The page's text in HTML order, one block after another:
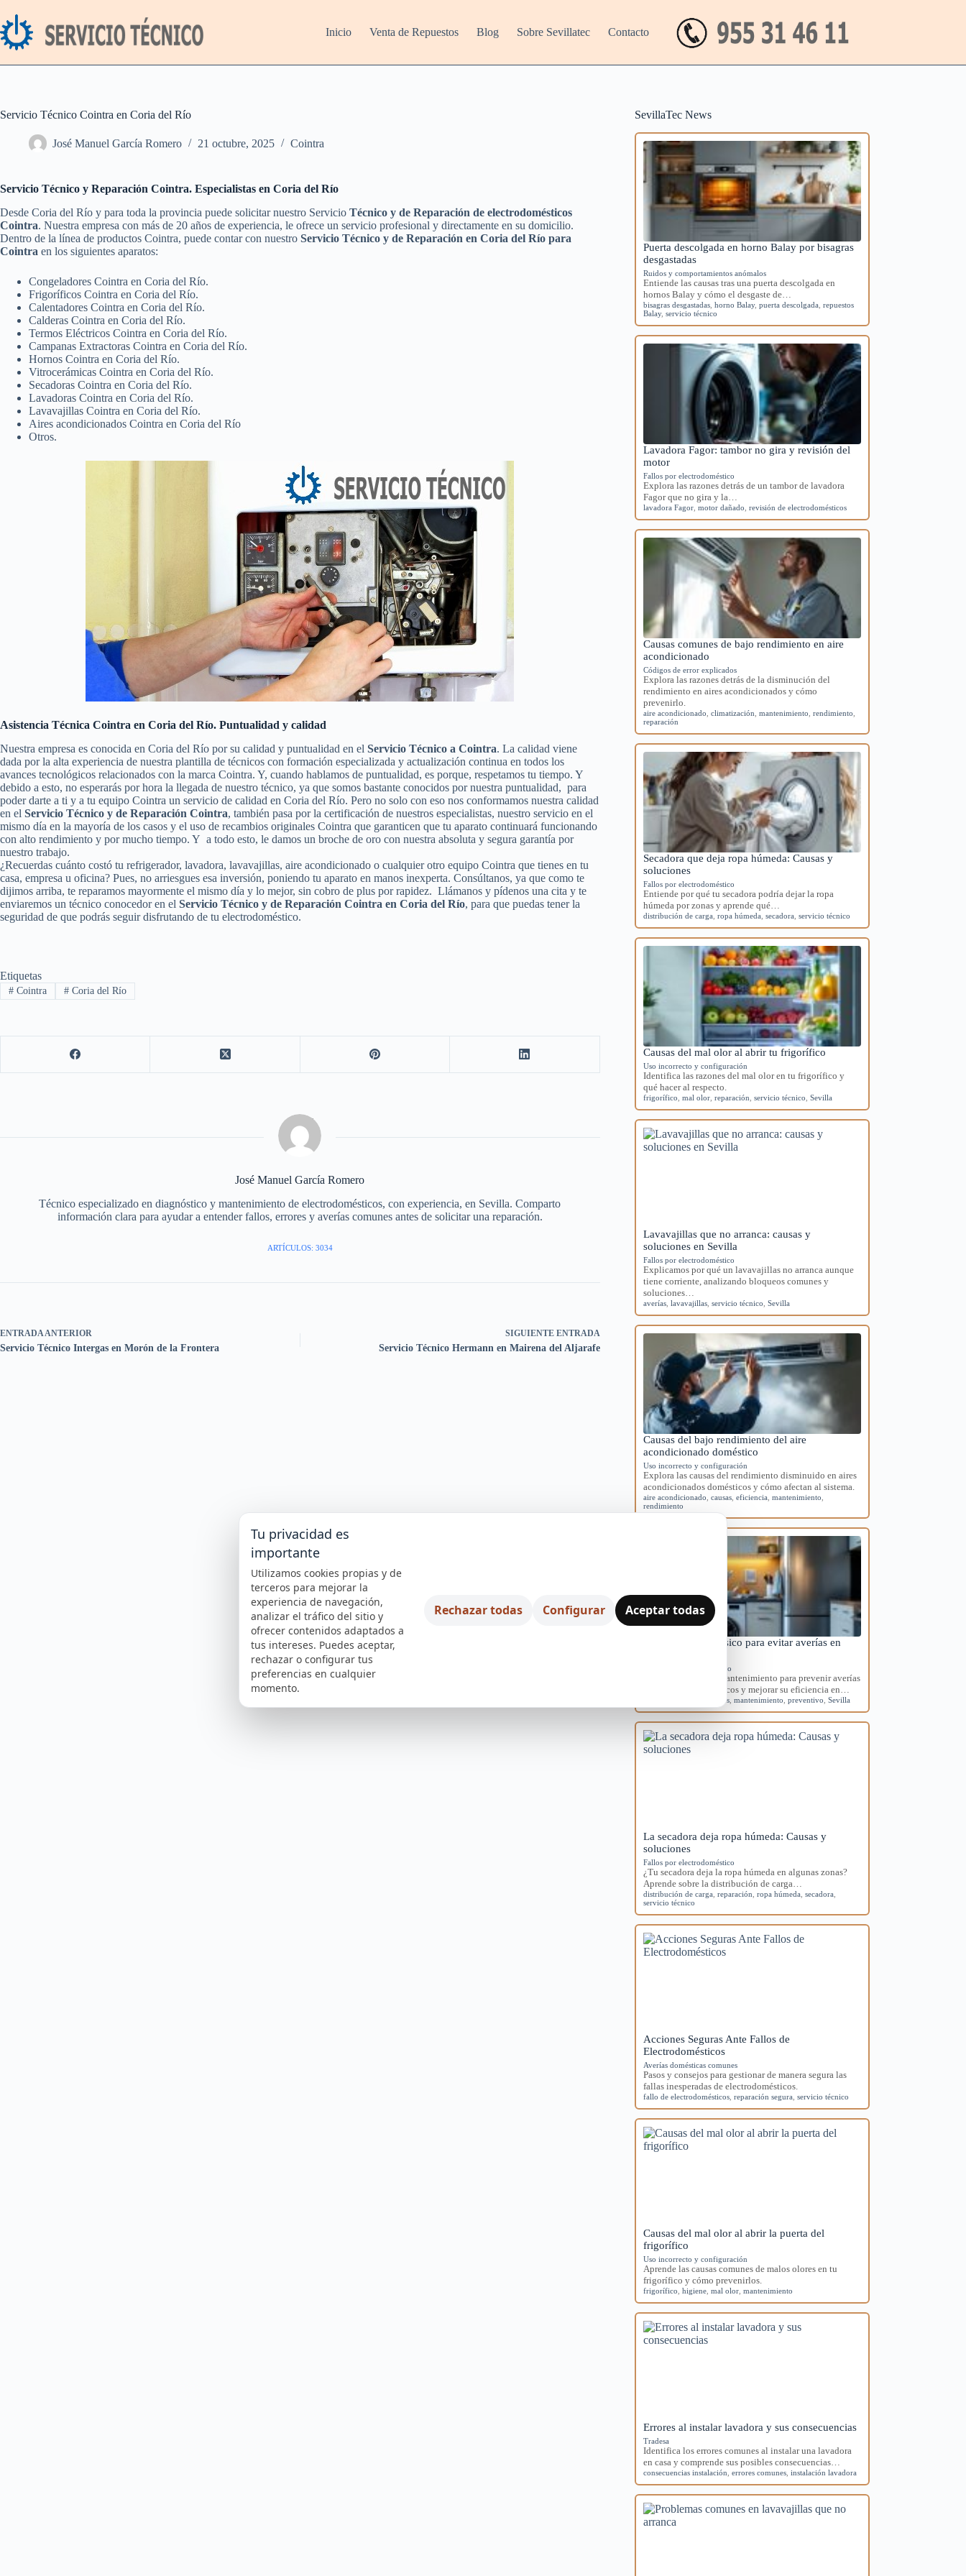
al
contenido
Inicio Venta de Repuestos Blog Sobre Sevillatec Contacto
Servicio Técnico Cointra en Coria del Río
José Manuel García Romero 21 octubre, 2025 Cointra
Servicio Técnico y Reparación Cointra. Especialistas en Coria del Río
Desde Coria del Río y para toda la provincia puede solicitar nuestro Servicio Técnico y de Reparación de electrodomésticos
Cointra. Nuestra empresa con más de 20 años de experiencia, le ofrece un servicio profesional y directamente en su domicilio.
Dentro de la línea de productos Cointra, puede contar con nuestro Servicio Técnico y de Reparación en Coria del Río para
Cointra en los siguientes aparatos:
Congeladores Cointra en Coria del Río.
Frigoríficos Cointra en Coria del Río.
Calentadores Cointra en Coria del Río.
Calderas Cointra en Coria del Río.
Termos Eléctricos Cointra en Coria del Río.
Campanas Extractoras Cointra en Coria del Río.
Hornos Cointra en Coria del Río.
Vitrocerámicas Cointra en Coria del Río.
Secadoras Cointra en Coria del Río.
Lavadoras Cointra en Coria del Río.
Lavavajillas Cointra en Coria del Río.
Aires acondicionados Cointra en Coria del Río
Otros.
Asistencia Técnica Cointra en Coria del Río. Puntualidad y calidad
Nuestra empresa es conocida en Coria del Río por su calidad y puntualidad en el Servicio Técnico a Cointra. La calidad viene
dada por la alta experiencia de nuestra plantilla de técnicos con formación especializada y actualización continua en todos los
avances tecnológicos relacionados con la marca Cointra. Y, cuando hablamos de puntualidad, es porque, respetamos tu tiempo. Y
debido a esto, no esperarás por hora la llegada de nuestro técnico, ya que somos bastante conocidos por nuestra puntualidad, para
poder darte a ti y a tu equipo Cointra un servicio de calidad en Coria del Río. Pero no solo con eso nos conformamos nuestra calidad
en el Servicio Técnico y de Reparación Cointra, también pasa por la certificación de nuestros especialistas, nuestro servicio en el
mismo día en la mayoría de los casos y el uso de recambios originales Cointra que garanticen que tu aparato continuará funcionando
con alto rendimiento y por mucho tiempo. Y a todo esto, le damos un broche de oro con nuestra absoluta y segura garantía por
nuestro trabajo.
¿Recuerdas cuánto costó tu refrigerador, lavadora, lavavajillas, aire acondicionado o cualquier otro equipo Cointra que tienes en tu
casa, empresa u oficina? Pues, no arriesgues esa inversión, poniendo tu aparato en manos inexperta. Consúltanos, ya que como te
dijimos arriba, te reparamos mayormente el mismo día y lo mejor, sin cobro de plus por rapidez. Llámanos y pídenos una cita y te
enviaremos un técnico conocedor en el Servicio Técnico y de Reparación Cointra en Coria del Río, para que puedas tener la
seguridad de que podrás seguir disfrutando de tu electrodoméstico.
Etiquetas
#Cointra #Coria del Río
José Manuel García Romero
Técnico especializado en diagnóstico y mantenimiento de electrodomésticos, con experiencia, en Sevilla. Comparto
información clara para ayudar a entender fallos, errores y averías comunes antes de solicitar una reparación.
ARTÍCULOS: 3034
ENTRADA ANTERIOR
Servicio Técnico Intergas en Morón de la Frontera
SIGUIENTE ENTRADA
Servicio Técnico Hermann en Mairena del Aljarafe
SevillaTec News
Puerta descolgada en horno Balay por bisagras
desgastadas
Ruidos y comportamientos anómalos
Entiende las causas tras una puerta descolgada en
hornos Balay y cómo el desgaste de…
bisagras desgastadas ,horno Balay,puerta descolgada ,repuestos
Balay,servicio técnico
Lavadora Fagor: tambor no gira y revisión del
motor
Fallos por electrodoméstico
Explora las razones detrás de un tambor de lavadora
Fagor que no gira y la…
lavadora Fagor ,motor dañado ,revisión de electrodomésticos
Causas comunes de bajo rendimiento en aire
acondicionado
Códigos de error explicados
Explora las razones detrás de la disminución del
rendimiento en aires acondicionados y cómo
prevenirlo.
aire acondicionado ,climatización ,mantenimiento ,rendimiento
reparación
Secadora que deja ropa húmeda: Causas y
soluciones
Fallos por electrodoméstico
Entiende por qué tu secadora podría dejar la ropa
húmeda por zonas y aprende qué…
distribución de carga ,ropa húmeda ,secadora ,servicio técnico
Causas del mal olor al abrir tu frigorífico
Uso incorrecto y configuración
Identifica las razones del mal olor en tu frigorífico y
qué hacer al respecto.
frigorífico ,mal olor ,reparación ,servicio técnico ,Sevilla
Lavavajillas que no arranca: causas y
soluciones en Sevilla
Fallos por electrodoméstico
Explicamos por qué un lavavajillas no arranca aunque
tiene corriente, analizando bloqueos comunes y
soluciones…
averías ,lavavajillas ,servicio técnico ,Sevilla
Causas del bajo rendimiento del aire
acondicionado doméstico
Uso incorrecto y configuración
Explora las causas del rendimiento disminuido en aires
acondicionados domésticos y cómo afectan al sistema.
aire acondicionado ,causas ,eficiencia ,mantenimiento
rendimiento
Mantenimiento básico para evitar averías en
Mantenimiento preventivo
Aprende rutinas de mantenimiento para prevenir averías
en tus electrodomésticos y mejorar su eficiencia en…
electrodomésticos ,mantenimiento ,preventivo ,Sevilla
La secadora deja ropa húmeda: Causas y
soluciones
Fallos por electrodoméstico
¿Tu secadora deja la ropa húmeda en algunas zonas?
Aprende sobre la distribución de carga…
distribución de carga ,reparación ,ropa húmeda ,secadora
servicio técnico
Acciones Seguras Ante Fallos de
Electrodomésticos
Averías domésticas comunes
Pasos y consejos para gestionar de manera segura las
fallas inesperadas de electrodomésticos.
fallo de electrodomésticos ,reparación segura ,servicio técnico
Causas del mal olor al abrir la puerta del
frigorífico
Uso incorrecto y configuración
Aprende las causas comunes de malos olores en tu
frigorífico y cómo prevenirlos.
frigorífico ,higiene ,mal olor ,mantenimiento
Errores al instalar lavadora y sus consecuencias
Tradesa
Identifica los errores comunes al instalar una lavadora
en casa y comprende sus posibles consecuencias…
consecuencias instalación ,errores comunes ,instalación lavadora
Tu privacidad es
importante
Utilizamos cookies propias y de
terceros para mejorar la
experiencia de navegación,
analizar el tráfico del sitio y
ofrecer contenidos adaptados a
tus intereses. Puedes aceptar,
rechazar o configurar tus
preferencias en cualquier
momento.
Rechazar todas Configurar Aceptar todas